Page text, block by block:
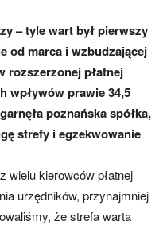
– tyle wart był pierwszy
od marca i wzbudzającej
rozszerzonej płatnej
wpływów prawie 34,5
poznańska spółka,
strefy i egzekwowanie
wielu kierowców płatnej
urzędników, przynajmniej
że strefa warta